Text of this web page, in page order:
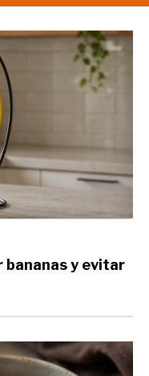
bananas y evitar